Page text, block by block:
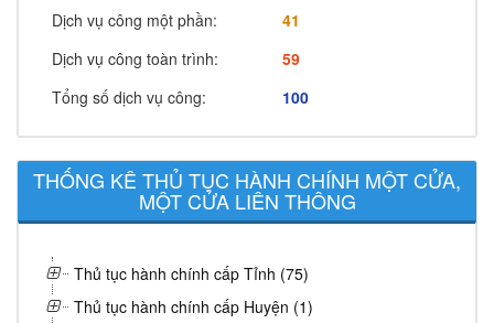
Dịch vụ công một phần:
41
Dịch vụ công toàn trình:
59
Tổng số dịch vụ công:
100
THỐNG KÊ THỦ TỤC HÀNH CHÍNH MỘT CỬA,
MỘT CỬA LIÊN THÔNG
Thủ tục hành chính cấp Tỉnh (75)
Thủ tục hành chính cấp Huyện (1)